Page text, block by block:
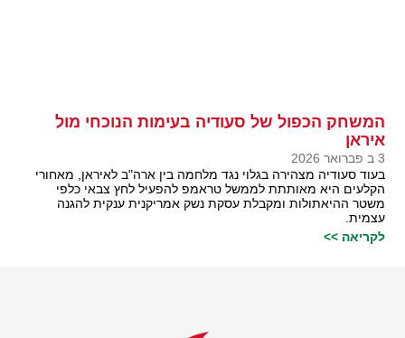
המשחק הכפול של סעודיה בעימות הנוכחי מול
איראן
3 ב פברואר 2026
בעוד סעודיה מצהירה בגלוי נגד מלחמה בין ארה"ב לאיראן, מאחורי
הקלעים היא מאותתת לממשל טראמפ להפעיל לחץ צבאי כלפי
משטר ההיאתולות ומקבלת עסקת נשק אמריקנית ענקית להגנה
עצמית.
לקריאה >>